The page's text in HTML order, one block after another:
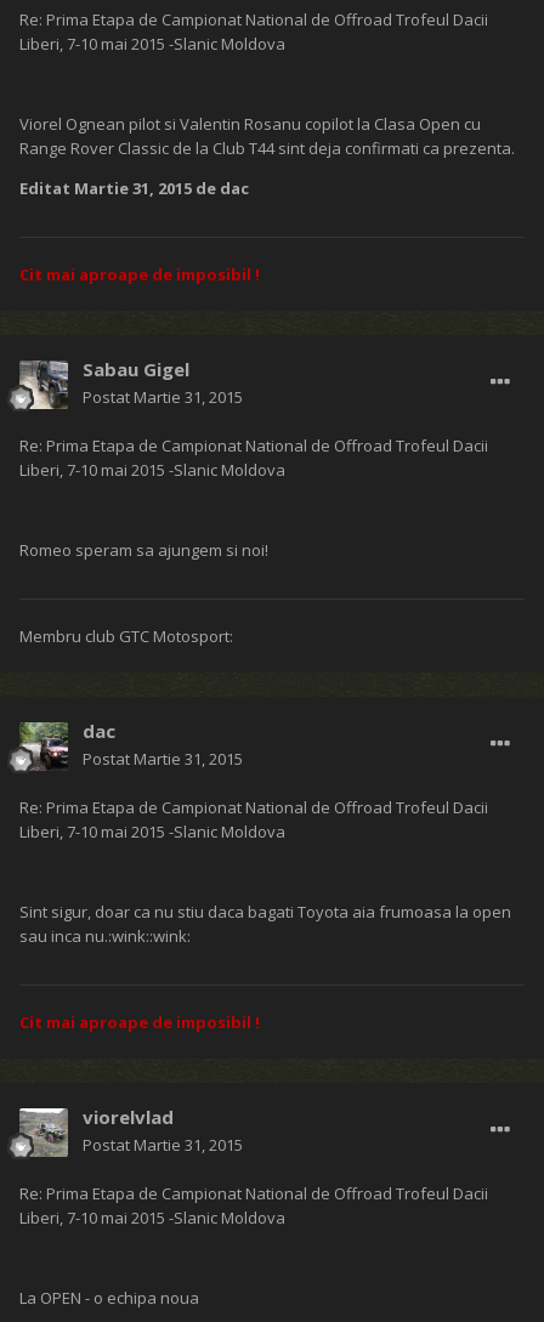
Re: Prima Etapa de Campionat National de Offroad Trofeul Dacii
Liberi, 7-10 mai 2015 -Slanic Moldova
Viorel Ognean pilot si Valentin Rosanu copilot la Clasa Open cu
Range Rover Classic de la Club T44 sint deja confirmati ca prezenta.
Editat Martie 31, 2015 de dac
Cit mai aproape de imposibil !
Sabau Gigel
Postat Martie 31, 2015
Re: Prima Etapa de Campionat National de Offroad Trofeul Dacii
Liberi, 7-10 mai 2015 -Slanic Moldova
Romeo speram sa ajungem si noi!
Membru club GTC Motosport:
dac
Postat Martie 31, 2015
Re: Prima Etapa de Campionat National de Offroad Trofeul Dacii
Liberi, 7-10 mai 2015 -Slanic Moldova
Sint sigur, doar ca nu stiu daca bagati Toyota aia frumoasa la open
sau inca nu.:wink::wink:
Cit mai aproape de imposibil !
viorelvlad
Postat Martie 31, 2015
Re: Prima Etapa de Campionat National de Offroad Trofeul Dacii
Liberi, 7-10 mai 2015 -Slanic Moldova
La OPEN - o echipa noua